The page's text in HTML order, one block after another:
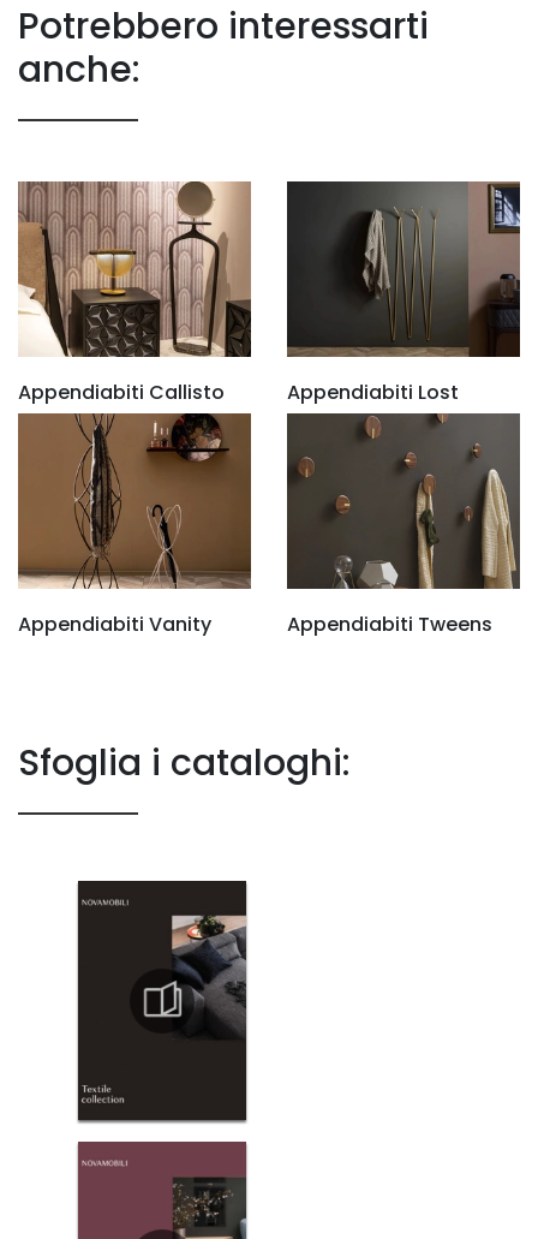
Potrebbero interessarti
anche:
Appendiabiti Callisto Appendiabiti Lost
Appendiabiti Vanity Appendiabiti Tweens
Sfoglia i cataloghi: